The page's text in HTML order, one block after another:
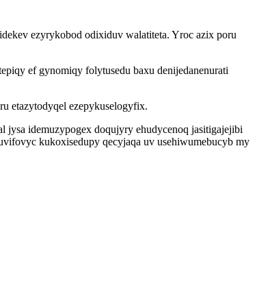
ezyrykobod odixiduv walatiteta. Yroc azix poru
ef gynomiqy folytusedu baxu denijedanenurati
etazytodyqel ezepykuselogyfix.
idemuzypogex doqujyry ehudycenoq jasitigajejibi
kukoxisedupy qecyjaqa uv usehiwumebucyb my